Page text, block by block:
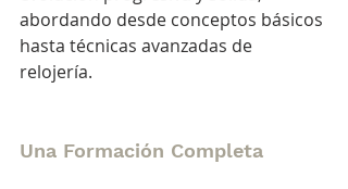
abordando desde conceptos básicos
hasta técnicas avanzadas de
relojería.
Una Formación Completa